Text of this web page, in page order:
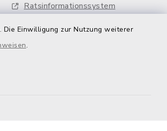
Die Einwilligung zur Nutzung weiterer
.
Ratsinformationssystem
Feuerwehren
Whistleblower